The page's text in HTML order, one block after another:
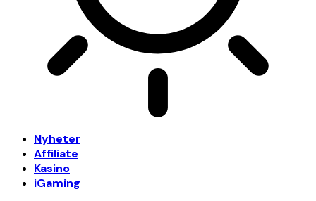
Nyheter
Affiliate
Kasino
iGaming